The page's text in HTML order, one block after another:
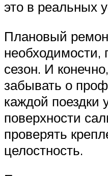
это в реальных
Плановый
необходимости,
сезон. И
забывать о
каждой поездки
поверхности
проверять
целостность.